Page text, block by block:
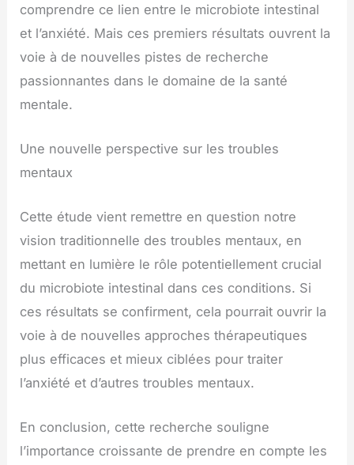
comprendre ce lien entre le microbiote intestinal
et l’anxiété. Mais ces premiers résultats ouvrent la
voie à de nouvelles pistes de recherche
passionnantes dans le domaine de la santé
mentale.
Une nouvelle perspective sur les troubles
mentaux
Cette étude vient remettre en question notre
vision traditionnelle des troubles mentaux, en
mettant en lumière le rôle potentiellement crucial
du microbiote intestinal dans ces conditions. Si
ces résultats se confirment, cela pourrait ouvrir la
voie à de nouvelles approches thérapeutiques
plus efficaces et mieux ciblées pour traiter
l’anxiété et d’autres troubles mentaux.
En conclusion, cette recherche souligne
l’importance croissante de prendre en compte les